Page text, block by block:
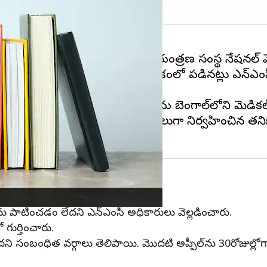
చేసే యోచనలో వైద్య నిపుణుల నియంత్రణ సంస్థ
వల్లే ఆ కాలేజీ భవిష్యత్ ప్రశ్నార్థకంలో పడినట్లు
గుర్తింపు కోల్పోయాయి.
పంజాబ్,ఆంధ్రప్రదేశ్ , త్రిపుర, పశ్చిమ బెంగాల్‌లోని
ఎడ్యుకేషన్ బోర్డ్ నెల రోజులుగా
లేదని ఎన్ఎంసీ అధికారులు వెల్లడించారు.
సంబంధిత వర్గాలు తెలిపాయి. మొదటి అప్పీల్‌ను